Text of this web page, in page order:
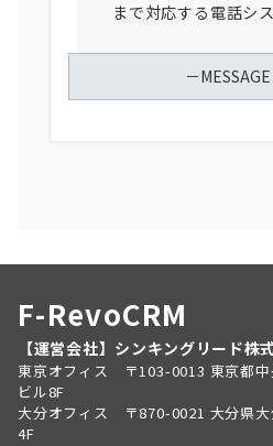
まで対応する電話シ
－
F-RevoCRM
【運営会社】シンキングリード株
東京オフィス 〒103-0013 東京都
ビル8F
大分オフィス 〒870-0021 大分県大
4F